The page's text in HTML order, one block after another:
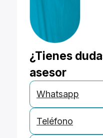
¿Tienes
asesor
Whatsapp
Teléfono